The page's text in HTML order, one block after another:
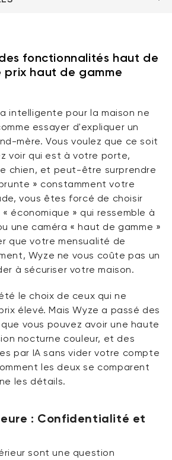
: Confidentialité et performance
et couverture totale
: la bataille de la batterie
des projecteurs
fonctionnalités haut de
prix haut de gamme
intelligente pour la maison ne
essayer d'expliquer un
mère.Vous voulez que ce soit
voir qui est à votre porte,
chien, et peut-être surprendre
» constamment votre
vous êtes forcé de choisir
économique » qui ressemble à
une caméra « haut de gamme »
que votre mensualité de
Wyze ne vous coûte pas un
à sécuriser votre maison.
le choix de ceux qui ne
élevé. Mais Wyze a passé des
vous pouvez avoir une haute
nocturne couleur, et des
par IA sans vider votre compte
les deux se comparent
les détails.
: Confidentialité et
sont une question
Wyze v2
Accord
79,98 $CAPrix ​​régulier
Add to cart